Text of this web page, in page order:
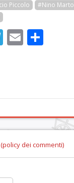
Piccolo #Nino
Telegram
Email
(policy dei commenti)